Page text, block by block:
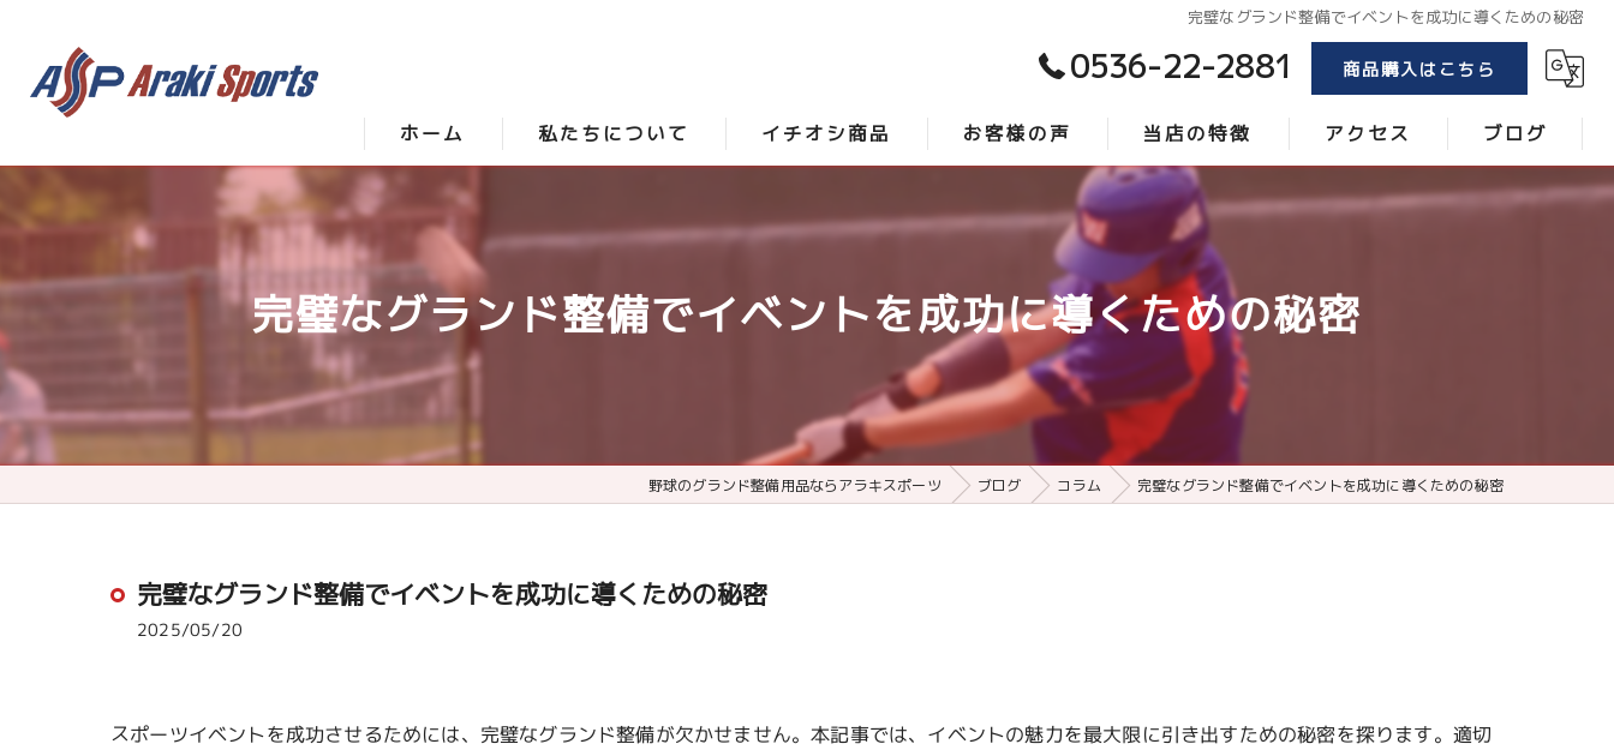
完璧なグランド整備でイベントを成功に導くための秘密
0536-22-2881 商品購入はこちら
ホーム 私たちについて イチオシ商品
時短砂 -アクシスプロ-
お客様の声
口コミ
当店の特徴
トンボ
ブラシ
レーキ
ローラー
アクセス ブログ
完璧なグランド整備でイベントを成功に導くための秘密
野球のグランド整備用品ならアラキスポーツ ブログ コラム 完璧なグランド整備でイベントを成功に導くための秘密
完璧なグランド整備でイベントを成功に導くための秘密
2025/05/20
スポーツイベントを成功させるためには、完璧なグランド整備が欠かせません。本記事では、イベントの魅力を最大限に引き出すための秘密を探ります。適切